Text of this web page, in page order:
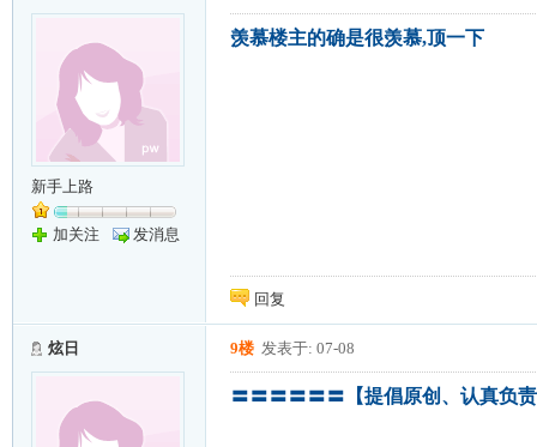
新手上路
加关注 发消息
羡慕楼主的确是很羡慕,顶一下
回复
炫日 9楼 发表于: 07-08
〓〓〓〓〓〓【提倡原创、认真负